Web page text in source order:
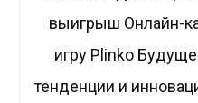
выигрыш Онлайн-
игру Plinko
тенденции и